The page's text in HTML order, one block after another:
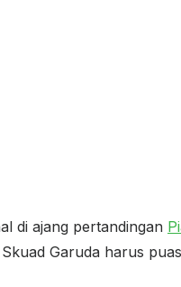
di ajang pertandingan
Garuda harus